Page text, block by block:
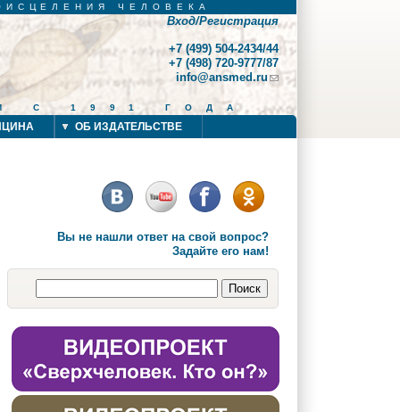
ЧЕЛОВЕКА
Вход/Регистрация
+7 (499) 504-2434/44
+7 (498) 720-9777/87
info@ansmed.ru
С 1991 ГОДА
ОБ ИЗДАТЕЛЬСТВЕ
Вы не нашли ответ на свой вопрос?
Задайте его нам!
Форма поиска